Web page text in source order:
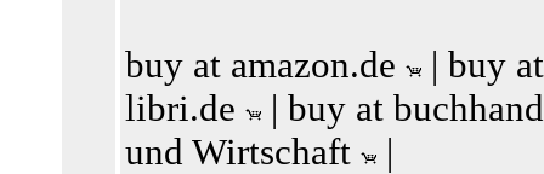
buy at amazon.de | buy
libri.de
| buy at
und Wirtschaft
|